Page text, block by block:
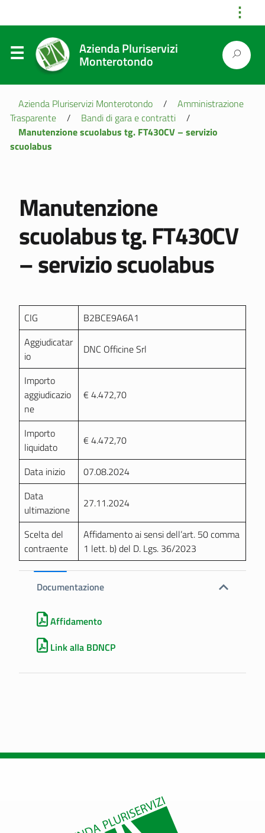
⋮
Azienda Pluriservizi
Monterotondo
Azienda Pluriservizi Monterotondo /
Amministrazione
Trasparente
/ Bandi di gara e contratti
/
Manutenzione scuolabus tg. FT430CV – servizio
scuolabus
Manutenzione
scuolabus tg. FT430CV
– servizio scuolabus
CIG
B2BCE9A6A1
Aggiudicatar
io
DNC Officine Srl
Importo
aggiudicazio
ne
€ 4.472,70
Importo
liquidato
€ 4.472,70
Data inizio
07.08.2024
Data
ultimazione
27.11.2024
Scelta del
contraente
Affidamento ai sensi dell’art. 50 comma
1 lett. b) del D. Lgs. 36/2023
Documentazione
Affidamento
Link alla BDNCP